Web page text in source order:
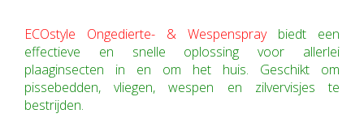
ECOstyle Ongedierte- & Wespenspraybiedt een
effectieve en snelle oplossing voor allerlei
plaaginsecten in en om het huis. Geschikt om
pissebedden, vliegen, wespen en zilvervisjes te
bestrijden.